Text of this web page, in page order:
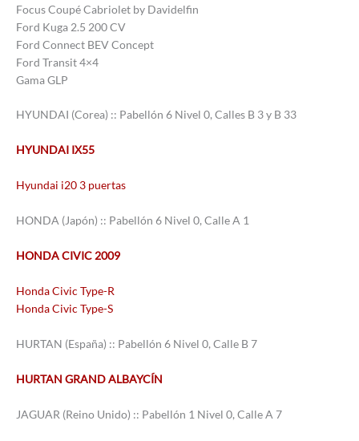
Focus Coupé Cabriolet by Davidelfin
Ford Kuga 2.5 200 CV
Ford Connect BEV Concept
Ford Transit 4×4
Gama GLP
HYUNDAI (Corea) :: Pabellón 6 Nivel 0, Calles B 3 y B 33
HYUNDAI IX55
Hyundai i20 3 puertas
HONDA (Japón) :: Pabellón 6 Nivel 0, Calle A 1
HONDA CIVIC 2009
Honda Civic Type-R
Honda Civic Type-S
HURTAN (España) :: Pabellón 6 Nivel 0, Calle B 7
HURTAN GRAND ALBAYCÍN
JAGUAR (Reino Unido) :: Pabellón 1 Nivel 0, Calle A 7